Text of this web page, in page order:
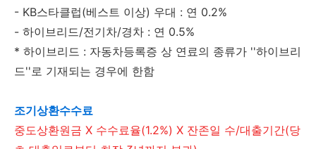
- KB스타클럽(베스트 이상) 우대 : 연 0.2%
- 하이브리드/전기차/경차 : 연 0.5%
* 하이브리드 : 자동차등록증 상 연료의 종류가 ''하이브리
드''로 기재되는 경우에 한함
조기상환수수료
중도상환원금 X 수수료율(1.2%) X 잔존일 수/대출기간(당